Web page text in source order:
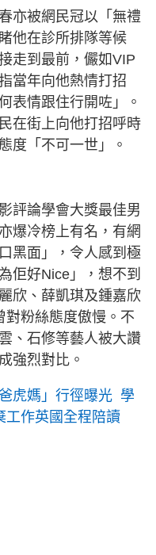
亦被網民冠以「無禮
他在診所排隊等候
走到最前，儼如VIP
當年向他熱情打招
表情跟住行開咗」。
在街上向他打招呼時
度「不可一世」。
評論學會大獎最佳男
爆冷榜上有名，有網
黑面」，令人感到極
佢好Nice」，想不到
欣、薛凱琪及鍾嘉欣
對粉絲態度傲慢。不
、石修等藝人被大讚
強烈對比。
虎媽」行徑曝光 學
作英國全程陪讀